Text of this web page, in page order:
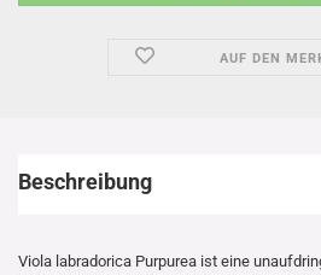
AUF DEN
Beschreibung
Viola labradorica Purpurea ist eine